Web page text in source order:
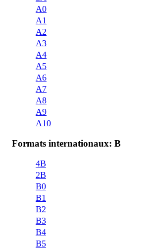
A0
A1
A2
A3
A4
A5
A6
A7
A8
A9
A10
Formats internationaux: B
4B
2B
B0
B1
B2
B3
B4
B5